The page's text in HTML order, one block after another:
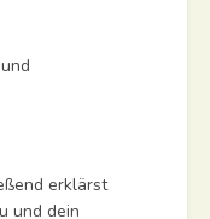
erklärst
und dein